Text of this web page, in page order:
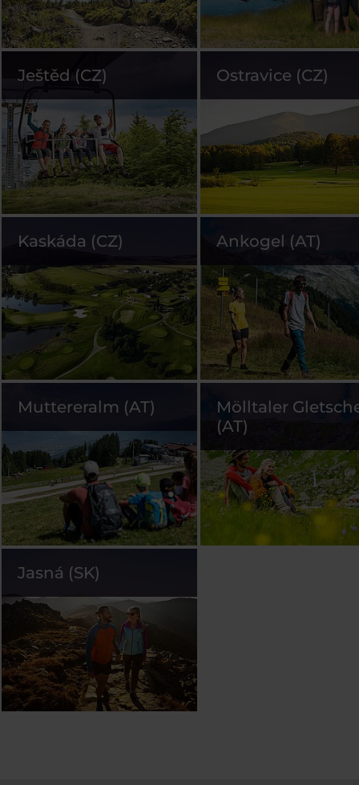
Ještěd (CZ) Ostravice (CZ)
Kaskáda (CZ) Ankogel (AT)
Muttereralm (AT)
Mölltaler
(AT)
Jasná (SK)